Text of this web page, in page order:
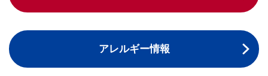
アレルギー情報